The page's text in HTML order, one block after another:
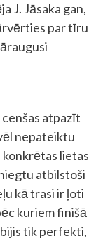
J. Jāsaka gan,
par tīru
atpazīt
nepateiktu
konkrētas lietas
atbilstoši
kā trasi ir ļoti
kuriem finišā
bijis tik perfekti,